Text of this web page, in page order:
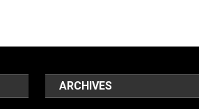
ARCHIVES